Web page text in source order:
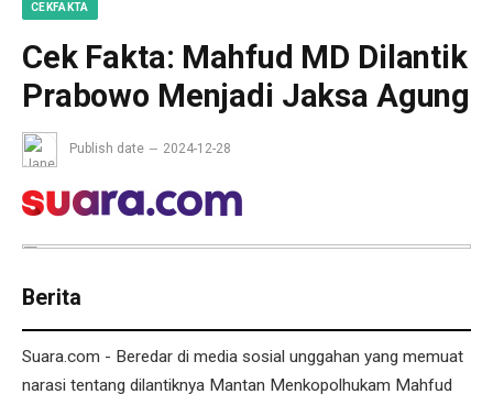
CEKFAKTA
Cek Fakta: Mahfud MD Dilantik
Prabowo Menjadi Jaksa Agung
Publish date 2024-12-28
Berita
Suara.com - Beredar di media sosial unggahan yang memuat
narasi tentang dilantiknya Mantan Menkopolhukam Mahfud